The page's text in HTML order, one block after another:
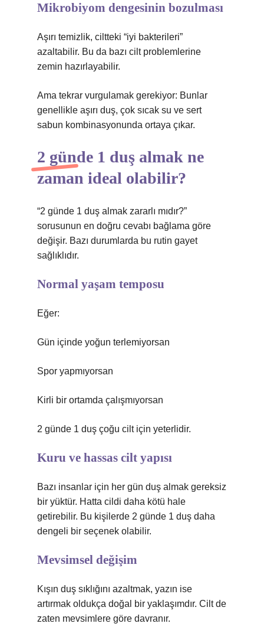
Mikrobiyom dengesinin bozulması
Aşırı temizlik, ciltteki “iyi bakterileri”
azaltabilir. Bu da bazı cilt problemlerine
zemin hazırlayabilir.
Ama tekrar vurgulamak gerekiyor: Bunlar
genellikle aşırı duş, çok sıcak su ve sert
sabun kombinasyonunda ortaya çıkar.
2 günde 1 duş almak ne
zaman ideal olabilir?
“2 günde 1 duş almak zararlı mıdır?”
sorusunun en doğru cevabı bağlama göre
değişir. Bazı durumlarda bu rutin gayet
sağlıklıdır.
Normal yaşam temposu
Eğer:
Gün içinde yoğun terlemiyorsan
Spor yapmıyorsan
Kirli bir ortamda çalışmıyorsan
2 günde 1 duş çoğu cilt için yeterlidir.
Kuru ve hassas cilt yapısı
Bazı insanlar için her gün duş almak gereksiz
bir yüktür. Hatta cildi daha kötü hale
getirebilir. Bu kişilerde 2 günde 1 duş daha
dengeli bir seçenek olabilir.
Mevsimsel değişim
Kışın duş sıklığını azaltmak, yazın ise
artırmak oldukça doğal bir yaklaşımdır. Cilt de
zaten mevsimlere göre davranır.